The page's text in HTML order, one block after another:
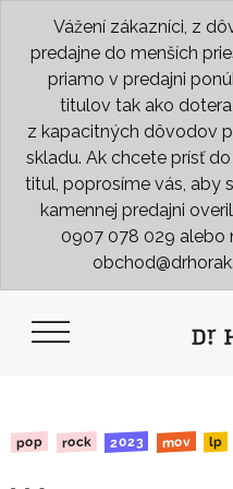
Vážení zákazníci, z
predajne do menších
priamo v predajni
titulov tak ako
z kapacitných dôvodov
skladu. Ak chcete prísť
titul, poprosíme vás, aby
kamennej predajni
0907 078 029 alebo
pop rock 2023 mov lp